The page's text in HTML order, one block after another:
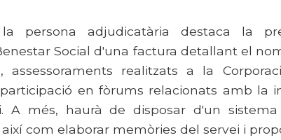
persona adjudicatària destaca la
Social d'una factura detallant el
assessoraments realitzats a la
en fòrums relacionats amb la
A més, haurà de disposar d'un
com elaborar memòries del servei i